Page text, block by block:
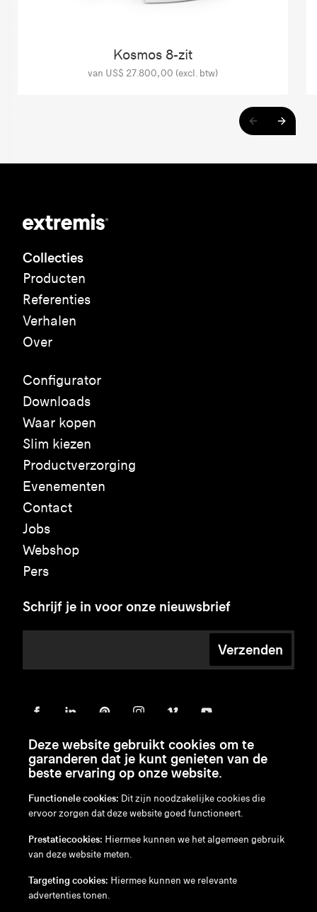
Kosmos 8-zit
van US$ 27.800,00 (excl. btw)
Collecties
Producten
Referenties
Verhalen
Over
Configurator
Downloads
Waar kopen
Slim kiezen
Productverzorging
Evenementen
Contact
Jobs
Webshop
Pers
Schrijf je in voor onze nieuwsbrief
Verzenden
en/nl/fr/de
Disclaimer
Cookiebeleid
Deze website gebruikt cookies om te
garanderen dat je kunt genieten van de
beste ervaring op onze website.
Functionele cookies: Dit zijn noodzakelijke cookies die
ervoor zorgen dat deze website goed functioneert.
Prestatiecookies: Hiermee kunnen we het algemeen gebruik
van deze website meten.
Targeting cookies: Hiermee kunnen we relevante
advertenties tonen.